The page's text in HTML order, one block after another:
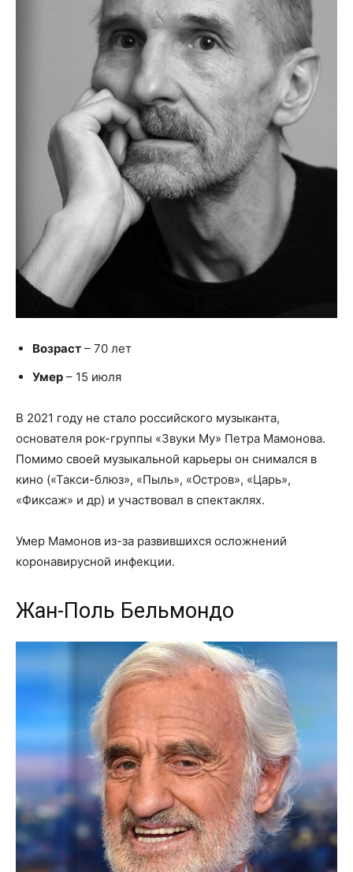
Возраст – 70 лет
Умер – 15 июля
В 2021 году не стало российского музыканта,
основателя рок-группы «Звуки Му» Петра Мамонова.
Помимо своей музыкальной карьеры он снимался в
кино («Такси-блюз», «Пыль», «Остров», «Царь»,
«Фиксаж» и др) и участвовал в спектаклях.
Умер Мамонов из-за развившихся осложнений
коронавирусной инфекции.
Жан-Поль Бельмондо